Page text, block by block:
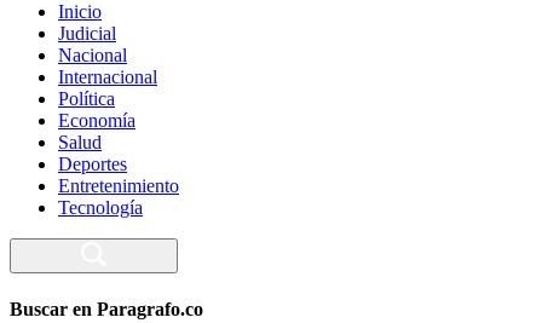
Inicio
Judicial
Nacional
Internacional
Política
Economía
Salud
Deportes
Entretenimiento
Tecnología
Buscar en Paragrafo.co